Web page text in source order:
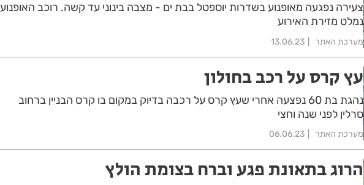
צעירה נפגעה מאופנוע בשדרות יוספטל בבת ים - מצבה בינוני עד קשה. רוכב האופנוע
נמלט מזירת האירוע
מערכת האתר 13.06.23
עץ קרס על רכב בחולון
נהגת בת 60 נפצעה אחרי שעץ קרס על רכבה בדיוק במקום בו קרס הבניין ברחוב
סרלין לפני שנה וחצי
מערכת האתר 06.06.23
הרוג בתאונת פגע וברח בצומת הולץ